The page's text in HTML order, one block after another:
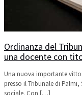
Ordinanza del
una docente con
Una nuova importante
presso il Tribunale di